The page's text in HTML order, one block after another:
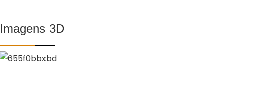
Imagens 3D